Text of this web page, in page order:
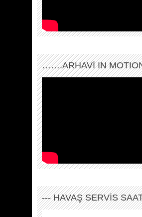
…….ARHAVI IN
--- HAVAŞ SERVİS